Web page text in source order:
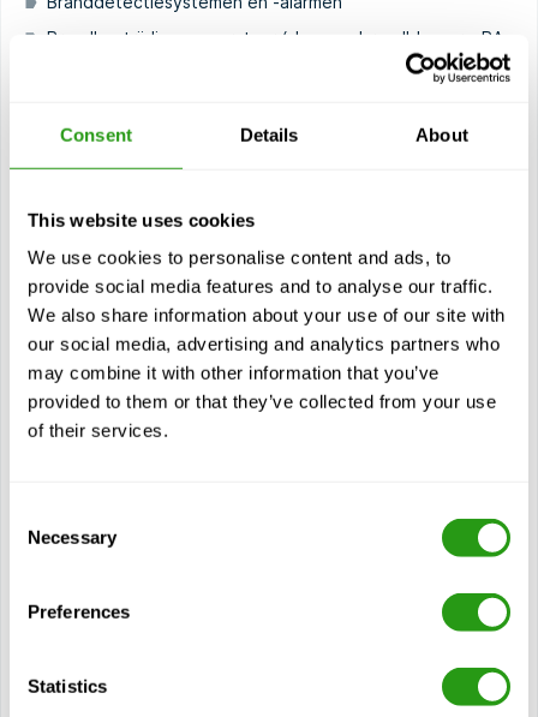
Consent Details About
This website uses cookies
We use cookies to personalise content and ads, to
provide social media features and to analyse our traffic.
We also share information about your use of our site with
our social media, advertising and analytics partners who
may combine it with other information that you’ve
provided to them or that they’ve collected from your use
of their services.
Selection
Necessary
Preferences
Statistics
Brandbestrijdingsapparatuur (slangen, brandblussers, BA-
Praktische brandbestrijdingsscenario's (live
Bloedingen, brandwonden en breuken behandelen
Reanimatie en herstelpositie
Reactie op verstikking en shock
Veilig werken aan boord
Noodprocedures en alarmen
Rechten en plichten volgens het zeerecht
Bedreigingsherkenning
Toegangscontrole en gebieden met beperkte toegang